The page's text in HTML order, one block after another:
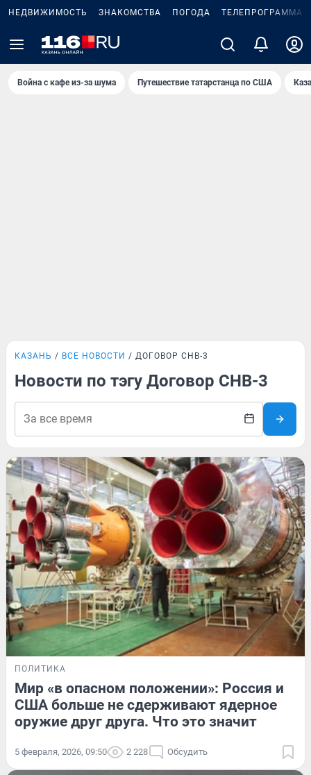
НЕДВИЖИМОСТЬ ЗНАКОМСТВА ПОГОДА ТЕЛЕПРОГРАММА
Война с кафе из-за шума Путешествие татарстанца по США
КАЗАНЬ ВСЕ НОВОСТИ ДОГОВОР СНВ-3
Новости по тэгу Договор СНВ-3
ПОЛИТИКА
Мир «в опасном положении»: Россия и
США больше не сдерживают ядерное
оружие друг друга. Что это значит
5 февраля, 2026, 09:50 2 228 Обсудить